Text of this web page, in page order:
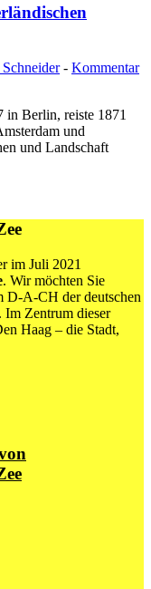
- Kommentar
in Berlin, reiste 1871
und
und Landschaft
im Juli 2021
. Wir möchten Sie
D-A-CH der deutschen
Im Zentrum dieser
Haag – die Stadt,